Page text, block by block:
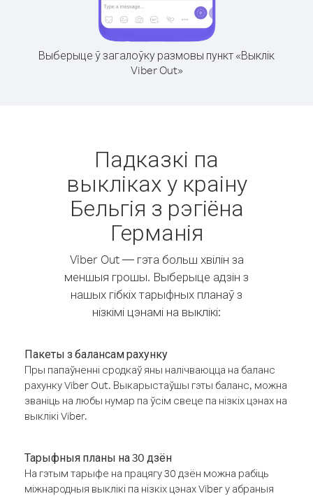
Выберыце ў загалоўку размовы пункт «Выклік
Viber Out»
Падказкі па
выкліках у краіну
Бельгія з рэгіёна
Германія
Viber Out — гэта больш хвілін за
меншыя грошы. Выберыце адзін з
нашых гібкіх тарыфных планаў з
нізкімі цэнамі на выклікі:
Пакеты з балансам рахунку
Пры папаўненні сродкаў яны налічваюцца на баланс
рахунку Viber Out. Выкарыстаўшы гэты баланс, можна
званіць на любы нумар па ўсім свеце па нізкіх цэнах на
выклікі Viber.
Тарыфныя планы на 30 дзён
На гэтым тарыфе на працягу 30 дзён можна рабіць
міжнародныя выклікі па нізкіх цэнах Viber у абраныя